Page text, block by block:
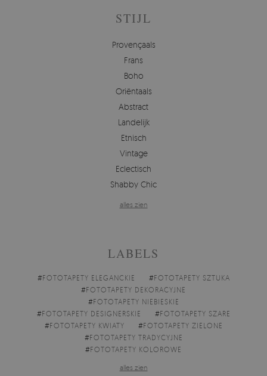
STIJL
Provençaals
Frans
Boho
Oriëntaals
Abstract
Landelijk
Etnisch
Vintage
Eclectisch
Shabby Chic
alles zien
LABELS
#FOTOTAPETY ELEGANCKIE #FOTOTAPETY SZTUKA
#FOTOTAPETY DEKORACYJNE
#FOTOTAPETY NIEBIESKIE
#FOTOTAPETY DESIGNERSKIE #FOTOTAPETY SZARE
#FOTOTAPETY KWIATY #FOTOTAPETY ZIELONE
#FOTOTAPETY TRADYCYJNE
#FOTOTAPETY KOLOROWE
alles zien